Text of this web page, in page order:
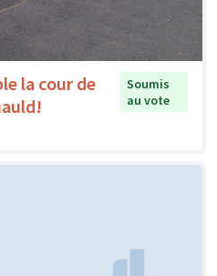
la cour de
Soumis
au vote